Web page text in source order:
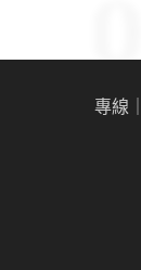
專線